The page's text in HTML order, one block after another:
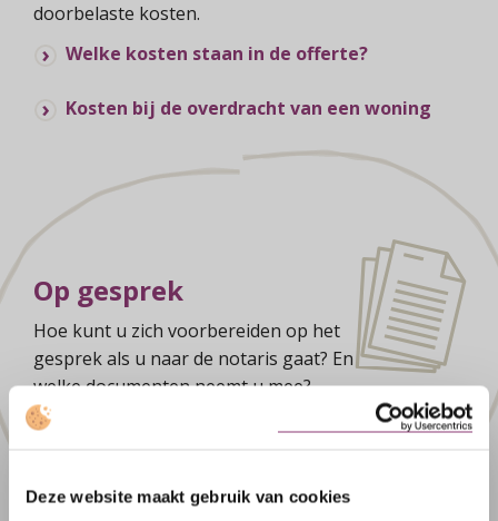
Deze website maakt gebruik van cookies
doorbelaste kosten.
Welke kosten staan in de offerte?
Kosten bij de overdracht van een woning
Op gesprek
Hoe kunt u zich voorbereiden op het
gesprek als u naar de notaris gaat? En
welke documenten neemt u mee?
Onze tips voor een zo effectief